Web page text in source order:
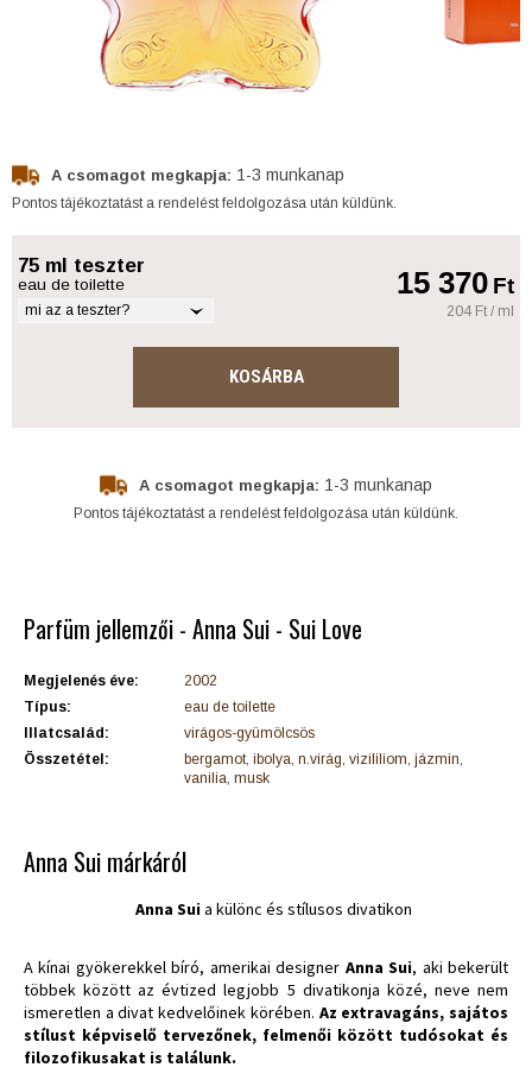
A csomagot megkapja: 1-3 munkanap
Pontos tájékoztatást a rendelést feldolgozása után küldünk.
75 ml teszter
eau de toilette
mi az a teszter?
15 370Ft
204 Ft / ml
KOSÁRBA
A csomagot megkapja: 1-3 munkanap
Pontos tájékoztatást a rendelést feldolgozása után küldünk.
Parfüm jellemzői - Anna Sui - Sui Love
Megjelenés éve:
2002
Típus:
eau de toilette
Illatcsalád:
virágos-gyümölcsös
Összetétel:
bergamot, ibolya, n.virág, vizililiom, jázmin,
vanilia, musk
Anna Sui márkáról
Anna Suia különc és stílusos divatikon
A kínai gyökerekkel bíró, amerikai designer Anna Sui, aki bekerült
többek között az évtized legjobb 5 divatikonja közé, neve nem
ismeretlen a divat kedvelőinek körében. Az extravagáns, sajátos
stílust képviselő tervezőnek, felmenői között tudósokat és
filozofikusakat is találunk.